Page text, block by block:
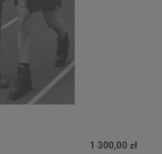
1 300,00 zł